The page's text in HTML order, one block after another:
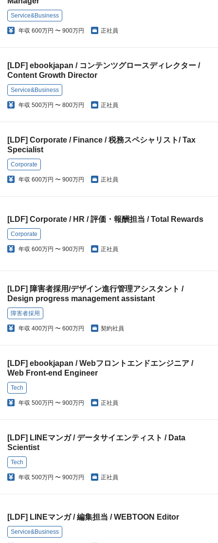
Service&Business
年収 600万円 〜 900万円 正社員
[LDF] ebookjapan / コンテンツグロースディレクター /
Content Growth Director
Service&Business
年収 500万円 〜 800万円 正社員
[LDF] Corporate / Finance / 税務スペシャリスト/ Tax
Specialist
Corporate
年収 600万円 〜 900万円 正社員
[LDF] Corporate / HR / 評価・報酬担当 / Total Rewards
Corporate
年収 600万円 〜 900万円 正社員
[LDF] 障害者採用/デザイン進行管理アシスタント /
Design progress management assistant
障害者採用
年収 400万円 〜 600万円 契約社員
[LDF] ebookjapan / Webフロントエンドエンジニア /
Web Front-end Engineer
Tech
年収 500万円 〜 900万円 正社員
[LDF] LINEマンガ / データサイエンティスト / Data
Scientist
Tech
年収 500万円 〜 900万円 正社員
[LDF] LINEマンガ / 編集担当 / WEBTOON Editor
Service&Business